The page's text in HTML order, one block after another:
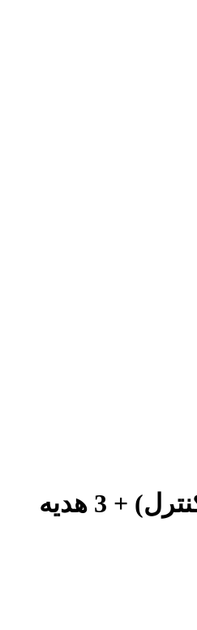
مانیتور طراحی XP-Pen Artist Ultra 16 - 4K OLED (نسل جدید و لمسی با ریموت کنترل) + 3 هدیه